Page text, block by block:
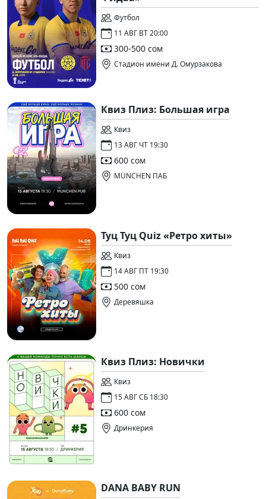
Футбол
11 АВГ ВТ 20:00
300-500 сом
Стадион имени Д. Омурзакова
Квиз Плиз: Большая игра
Квиз
13 АВГ ЧТ 19:30
600 сом
MÜNCHEN ПАБ
Туц Туц Quiz «Ретро хиты»
Квиз
14 АВГ ПТ 19:30
500 сом
Деревяшка
Квиз Плиз: Новички
Квиз
15 АВГ СБ 18:30
600 сом
Дринкерия
DANA BABY RUN